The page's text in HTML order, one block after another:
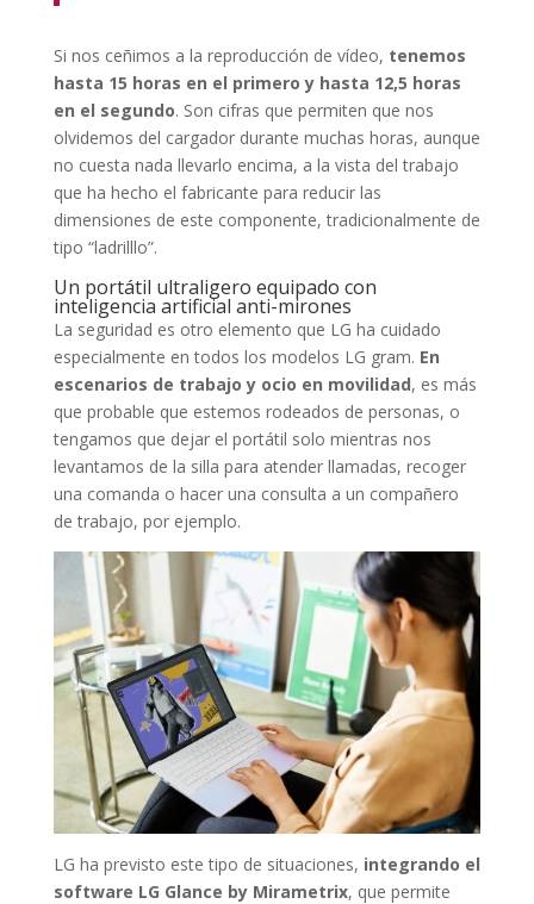
Si nos ceñimos a la reproducción de vídeo, tenemos
hasta 15 horas en el primero y hasta 12,5 horas
en el segundo. Son cifras que permiten que nos
olvidemos del cargador durante muchas horas, aunque
no cuesta nada llevarlo encima, a la vista del trabajo
que ha hecho el fabricante para reducir las
dimensiones de este componente, tradicionalmente de
tipo “ladrilllo”.
Un portátil ultraligero equipado con
inteligencia artificial anti-mirones
La seguridad es otro elemento que LG ha cuidado
especialmente en todos los modelos LG gram. En
escenarios de trabajo y ocio en movilidad, es más
que probable que estemos rodeados de personas, o
tengamos que dejar el portátil solo mientras nos
levantamos de la silla para atender llamadas, recoger
una comanda o hacer una consulta a un compañero
de trabajo, por ejemplo.
LG ha previsto este tipo de situaciones, integrando el
software LG Glance by Mirametrix, que permite